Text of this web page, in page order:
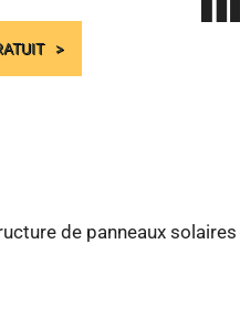
de panneaux